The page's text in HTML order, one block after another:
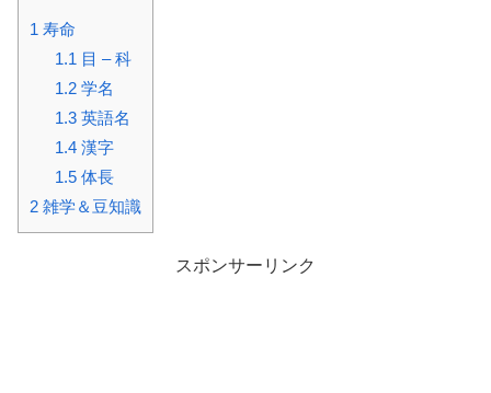
1 寿命
1.1 目 – 科
1.2学名
1.3英語名
1.4漢字
1.5体長
2 雑学＆豆知識
スポンサーリンク